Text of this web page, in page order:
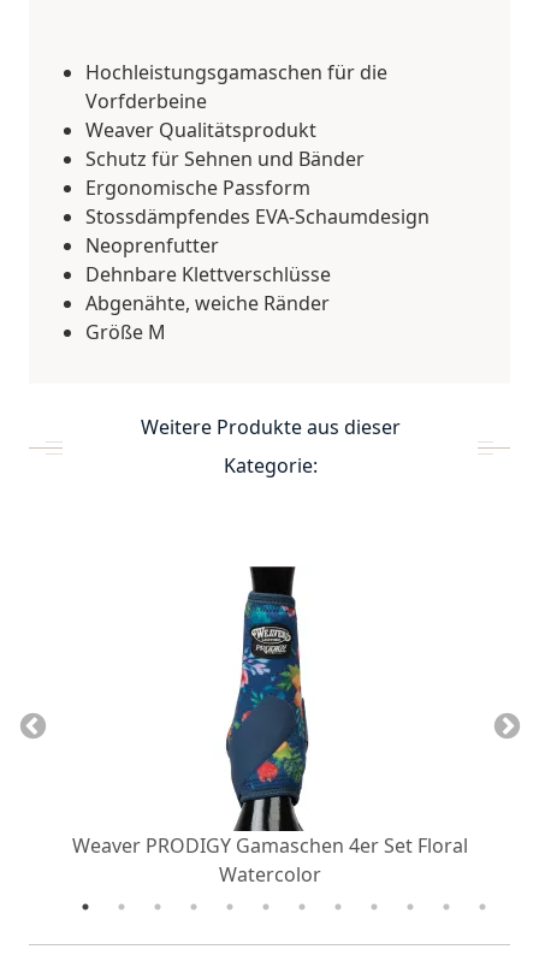
Hochleistungsgamaschen für die
Vorfderbeine
Weaver Qualitätsprodukt
Schutz für Sehnen und Bänder
Ergonomische Passform
Stossdämpfendes EVA-Schaumdesign
Neoprenfutter
Dehnbare Klettverschlüsse
Abgenähte, weiche Ränder
Größe M
Weitere Produkte aus dieser
Kategorie:
Weaver PRODIGY Gamaschen 4er Set Floral
Watercolor